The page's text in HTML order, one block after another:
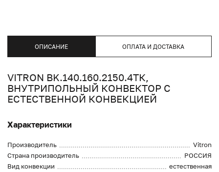
ОПИСАНИЕ ОПЛАТА И ДОСТАВКА
VITRON BK.140.160.2150.4ТК,
ВНУТРИПОЛЬНЫЙ КОНВЕКТОР С
ЕСТЕСТВЕННОЙ КОНВЕКЦИЕЙ
Характеристики
Производитель
Vitron
Страна производитель
РОССИЯ
Вид конвекции
естественная